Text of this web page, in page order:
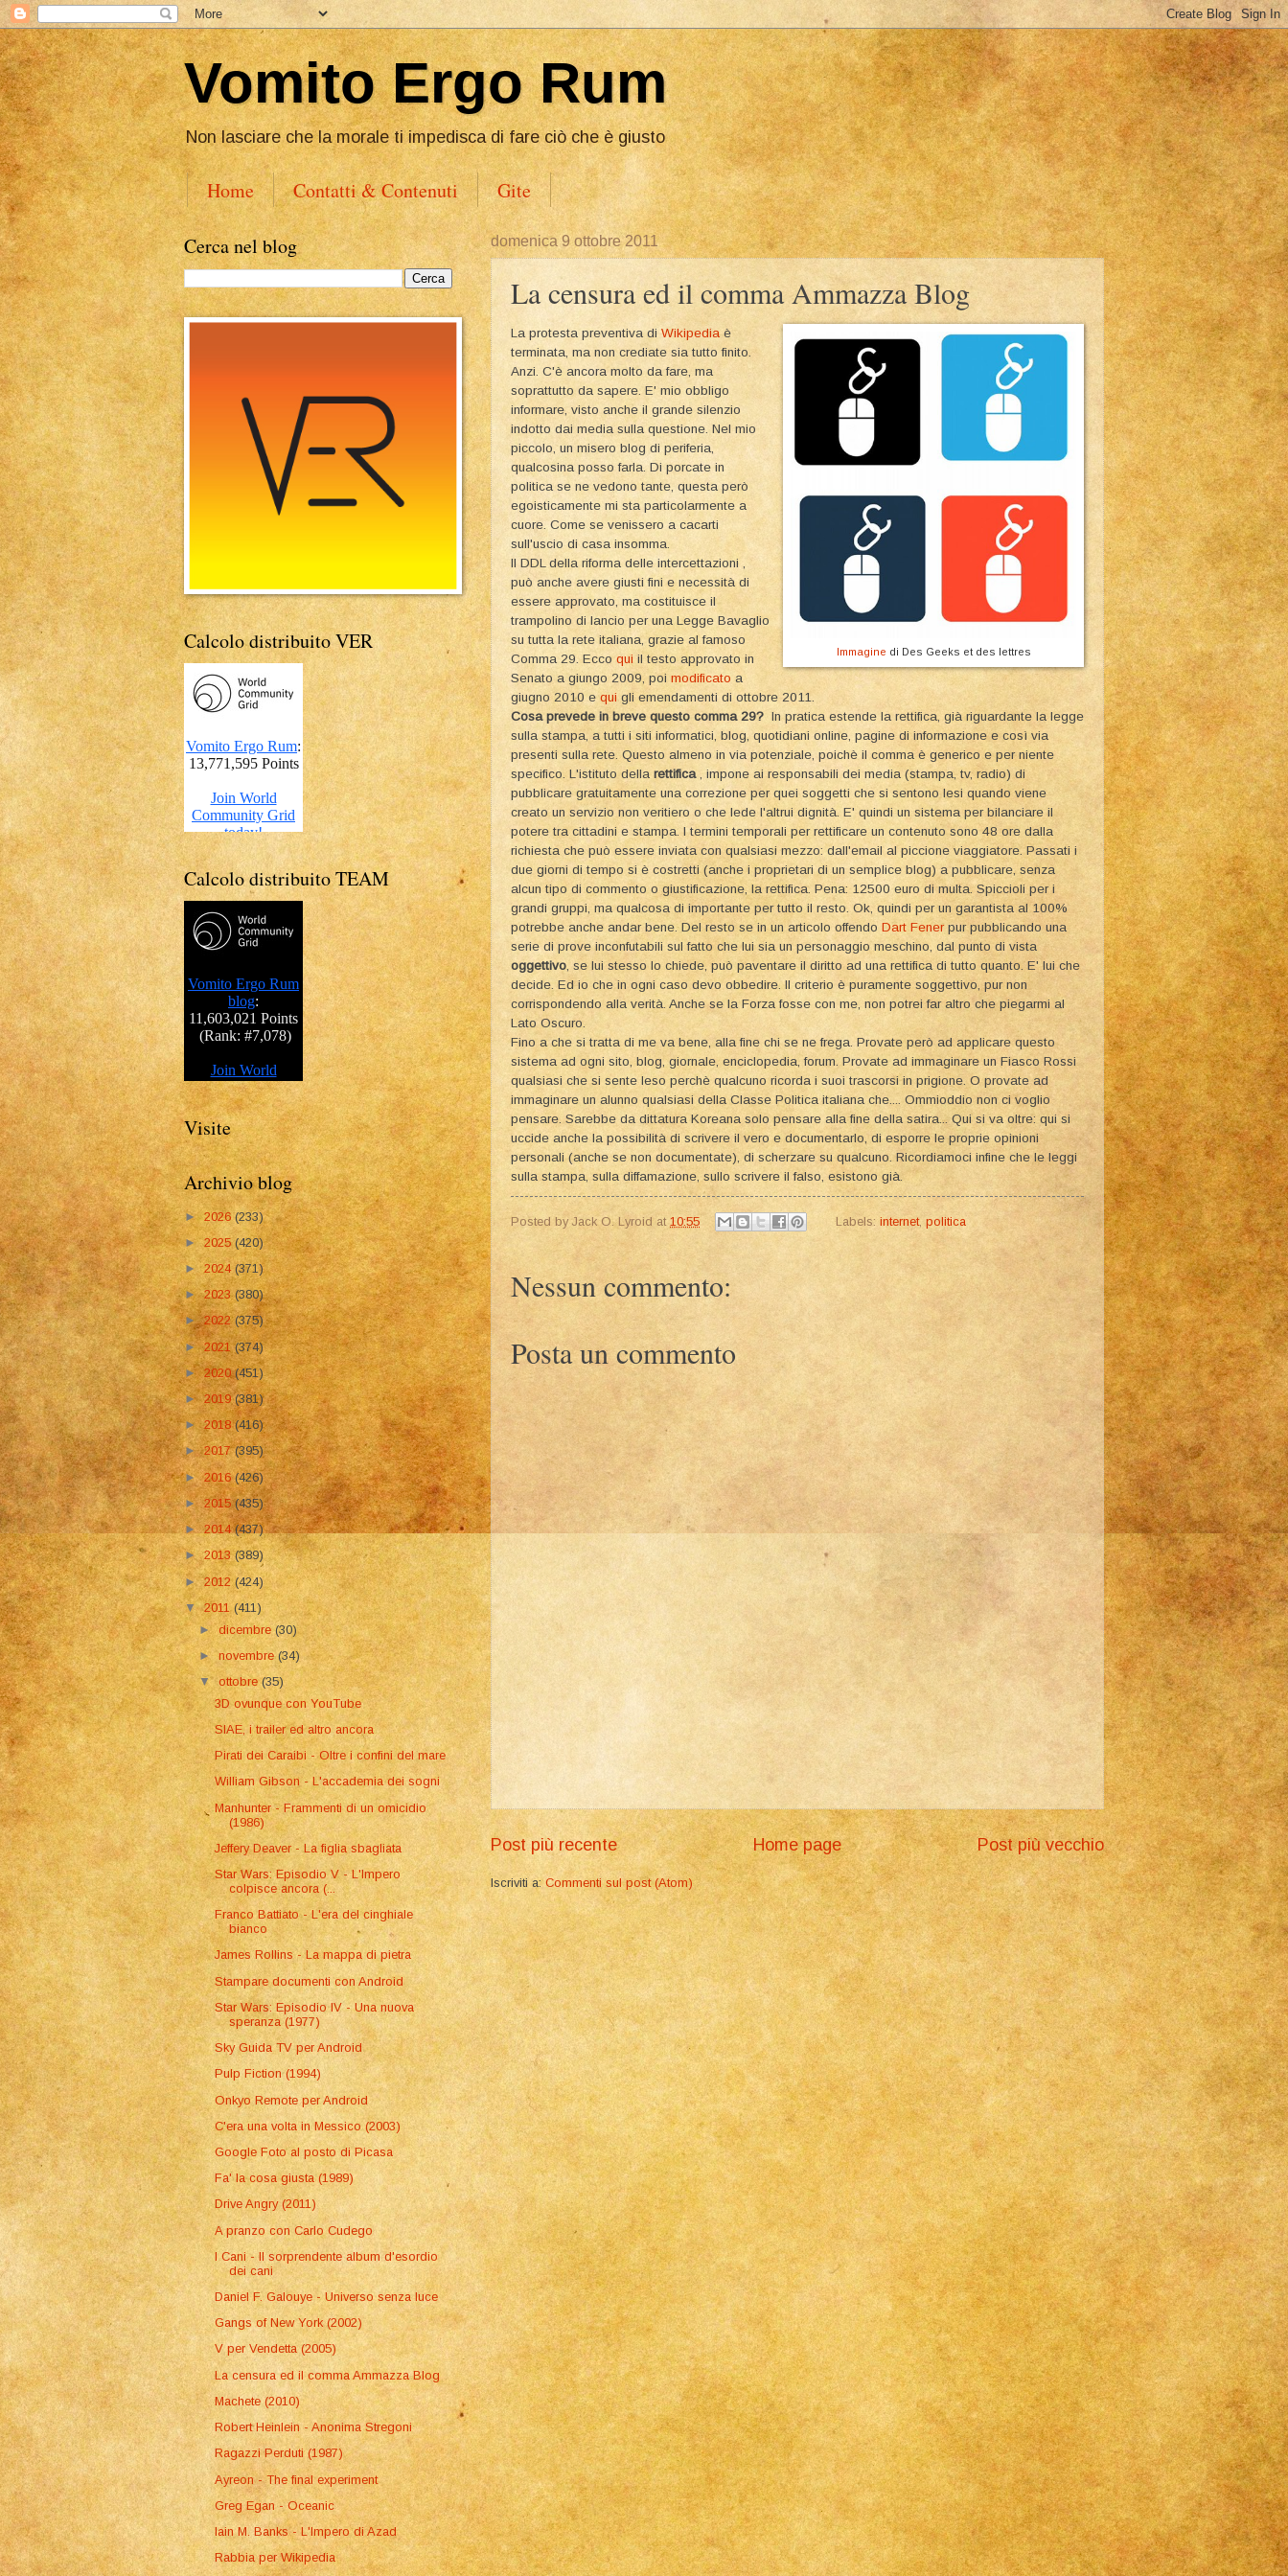
Vomito Ergo Rum
Non lasciare che la morale ti impedisca di fare ciò che è giusto
Home Contatti & Contenuti Gite
domenica 9 ottobre 2011
La censura ed il comma Ammazza Blog
Immagine di Des Geeks et des lettres
La protesta preventiva diWikipediaè
terminata, ma non crediate sia tutto finito.
Anzi. C'è ancora molto da fare, ma
soprattutto da sapere. E' mio obbligo
informare, visto anche il grande silenzio
indotto dai media sulla questione. Nel mio
piccolo, un misero blog di periferia,
qualcosina posso farla. Di porcate in
politica se ne vedono tante, questa però
egoisticamente mi sta particolarmente a
cuore. Come se venissero a cacarti
sull'uscio di casa insomma.
Il DDL della riforma delle intercettazioni ,
può anche avere giusti fini e necessità di
essere approvato, ma costituisce il
trampolino di lancio per una Legge Bavaglio
su tutta la rete italiana, grazie al famoso
Comma 29. Ecco qui il testo approvato in
Senato a giungo 2009, poi modificato a
giugno 2010 e qui gli emendamenti di ottobre 2011.
Cosa prevede in breve questo comma 29? In pratica estende la rettifica, già riguardante la legge
sulla stampa, a tutti i siti informatici, blog, quotidiani online, pagine di informazione e così via
presenti sulla rete. Questo almeno in via potenziale, poichè il comma è generico e per niente
specifico. L'istituto della rettifica, impone ai responsabili dei media (stampa, tv, radio) di
pubblicare gratuitamente una correzione per quei soggetti che si sentono lesi quando viene
creato un servizio non veritiero o che lede l'altrui dignità. E' quindi un sistema per bilanciare il
potere tra cittadini e stampa. I termini temporali per rettificare un contenuto sono 48 ore dalla
richiesta che può essere inviata con qualsiasi mezzo: dall'email al piccione viaggiatore. Passati i
due giorni di tempo si è costretti (anche i proprietari di un semplice blog) a pubblicare, senza
alcun tipo di commento o giustificazione, la rettifica. Pena: 12500 euro di multa. Spiccioli per i
grandi gruppi, ma qualcosa di importante per tutto il resto. Ok, quindi per un garantista al 100%
potrebbe anche andar bene. Del resto se in un articolo offendo Dart Fenerpur pubblicando una
serie di prove inconfutabili sul fatto che lui sia un personaggio meschino, dal punto di vista
oggettivo , se lui stesso lo chiede, può paventare il diritto ad una rettifica di tutto quanto. E' lui che
decide. Ed io che in ogni caso devo obbedire. Il criterio è puramente soggettivo, pur non
corrispondendo alla verità. Anche se la Forza fosse con me, non potrei far altro che piegarmi al
Lato Oscuro.
Fino a che si tratta di me va bene, alla fine chi se ne frega. Provate però ad applicare questo
sistema ad ogni sito, blog, giornale, enciclopedia, forum. Provate ad immaginare un Fiasco Rossi
qualsiasi che si sente leso perchè qualcuno ricorda i suoi trascorsi in prigione. O provate ad
immaginare un alunno qualsiasi della Classe Politica italiana che.... Ommioddio non ci voglio
pensare. Sarebbe da dittatura Koreana solo pensare alla fine della satira... Qui si va oltre: qui si
uccide anche la possibilità di scrivere il vero e documentarlo, di esporre le proprie opinioni
personali (anche se non documentate), di scherzare su qualcuno. Ricordiamoci infine che le leggi
sulla stampa, sulla diffamazione, sullo scrivere il falso, esistono già.
Posted byJack O. Lyroid at 10:55 Labels: internet, politica
Nessun commento:
Posta un commento
Post più recente Post più vecchio
Home page
Iscriviti a: Commenti sul post (Atom)
Cerca nel blog
Calcolo distribuito VER
Calcolo distribuito TEAM
Visite
Archivio blog
► 2026(233)
►2025(420)
►2024 (371)
►2023(380)
►2022 (375)
►2021(374)
►2020(451)
►2019(381)
►2018(416)
►2017(395)
►2016(426)
►2015(435)
►2014(437)
►2013(389)
►2012(424)
▼2011(411)
►dicembre(30)
►novembre(34)
▼ottobre(35)
3D ovunque con YouTube
SIAE, i trailer ed altro ancora
Pirati dei Caraibi - Oltre i confini del mare
William Gibson - L'accademia dei sogni
Manhunter - Frammenti di un omicidio
(1986)
Jeffery Deaver - La figlia sbagliata
Star Wars: Episodio V - L'Impero
colpisce ancora (...
Franco Battiato - L'era del cinghiale
bianco
James Rollins - La mappa di pietra
Stampare documenti con Android
Star Wars: Episodio IV - Una nuova
speranza (1977)
Sky Guida TV per Android
Pulp Fiction (1994)
Onkyo Remote per Android
C'era una volta in Messico (2003)
Google Foto al posto di Picasa
Fa' la cosa giusta (1989)
Drive Angry (2011)
A pranzo con Carlo Cudego
I Cani - Il sorprendente album d'esordio
dei cani
Daniel F. Galouye - Universo senza luce
Gangs of New York (2002)
V per Vendetta (2005)
La censura ed il comma Ammazza Blog
Machete (2010)
Robert Heinlein - Anonima Stregoni
Ragazzi Perduti (1987)
Ayreon - The final experiment
Greg Egan - Oceanic
Iain M. Banks - L'Impero di Azad
Rabbia per Wikipedia